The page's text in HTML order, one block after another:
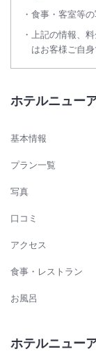
食事・客室等の
上記の情報、
はお客様ご自
ホテルニュー
基本情報
プラン一覧
写真
口コミ
アクセス
食事・レストラン
お風呂
ホテルニュー